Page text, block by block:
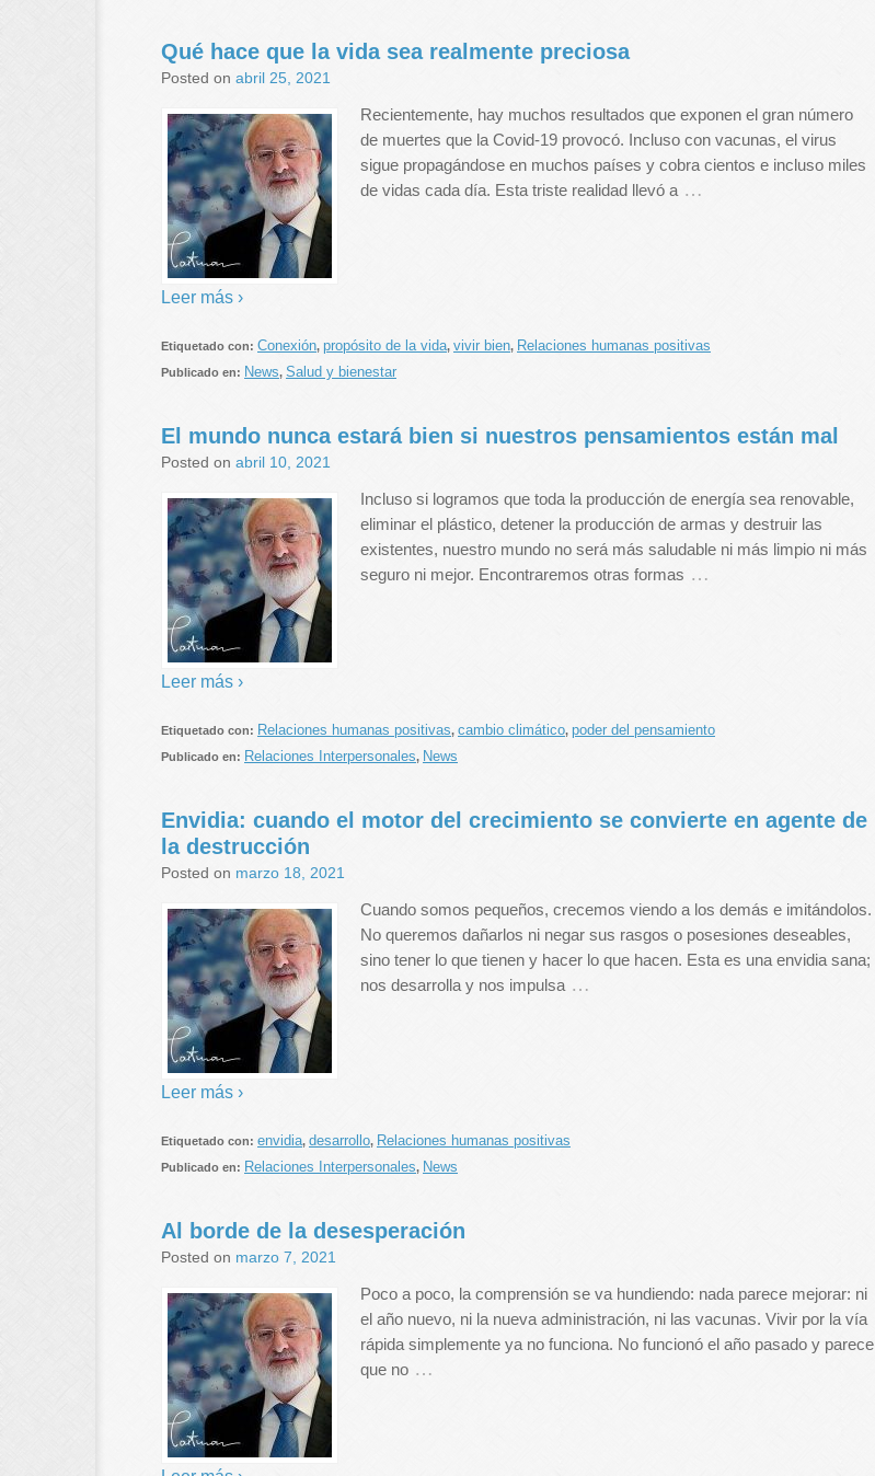
Qué hace que la vida sea realmente preciosa
Posted on abril 25, 2021
Recientemente, hay muchos resultados que exponen el gran número
de muertes que la Covid-19 provocó. Incluso con vacunas, el virus
sigue propagándose en muchos países y cobra cientos e incluso miles
de vidas cada día. Esta triste realidad llevó a …
Leer más ›
Etiquetado con: Conexión, propósito de la vida, vivir bien, Relaciones humanas positivas
Publicado en: News, Salud y bienestar
El mundo nunca estará bien si nuestros pensamientos están mal
Posted on abril 10, 2021
Incluso si logramos que toda la producción de energía sea renovable,
eliminar el plástico, detener la producción de armas y destruir las
existentes, nuestro mundo no será más saludable ni más limpio ni más
seguro ni mejor. Encontraremos otras formas …
Leer más ›
Etiquetado con: Relaciones humanas positivas, cambio climático, poder del pensamiento
Publicado en: Relaciones Interpersonales, News
Envidia: cuando el motor del crecimiento se convierte en agente de
la destrucción
Posted on marzo 18, 2021
Cuando somos pequeños, crecemos viendo a los demás e imitándolos.
No queremos dañarlos ni negar sus rasgos o posesiones deseables,
sino tener lo que tienen y hacer lo que hacen. Esta es una envidia sana;
nos desarrolla y nos impulsa …
Leer más ›
Etiquetado con: envidia, desarrollo, Relaciones humanas positivas
Publicado en: Relaciones Interpersonales, News
Al borde de la desesperación
Posted on marzo 7, 2021
Poco a poco, la comprensión se va hundiendo: nada parece mejorar: ni
el año nuevo, ni la nueva administración, ni las vacunas. Vivir por la vía
rápida simplemente ya no funciona. No funcionó el año pasado y parece
que no …